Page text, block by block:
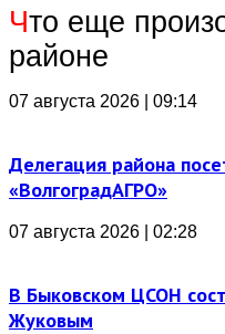
Что еще
районе
07 августа 2026 | 09:14
Делегация района
«ВолгоградАГРО»
07 августа 2026 | 02:28
В Быковском ЦСОН
Жуковым